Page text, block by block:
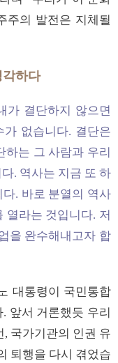
주의 발전은 지체될
하다
가 결단하지 않으면
없습니다. 결단은
하는 그 사람과 우리
. 역사는 지금 또 하
. 바로 분열의 역사
열라는 것입니다. 저
을 완수해내고자 합
대통령이 국민통합
앞서 거론했듯 우리
국가기관의 인권 유
퇴행을 다시 겪었습